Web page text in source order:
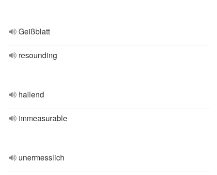
Geißblatt
resounding
hallend
immeasurable
unermesslich